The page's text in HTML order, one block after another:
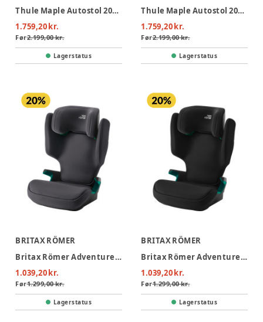
Thule Maple Autostol 2026 - Darkest Blue
1.759,20 kr.
Før2.199,00 kr.
Lagerstatus
Thule Maple Autostol 2026 - Black
1.759,20 kr.
Før2.199,00 kr.
Lagerstatus
BRITAX RÖMER
Britax Römer Adventure Plus 2 Autostol - Midnight Grey
1.039,20 kr.
Før1.299,00 kr.
Lagerstatus
BRITAX RÖMER
Britax Römer Adventure Plus 2 Autostol - Space Black
1.039,20 kr.
Før1.299,00 kr.
Lagerstatus